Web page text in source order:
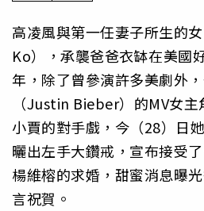
高凌風與第一任妻子所生的
Ko），承襲爸爸衣缽在美國
年，除了曾參演許多美劇外
（Justin Bieber）的MV女
小賈的對手戲，今（28）日
曬出左手大鑽戒，宣布接受
楊維榕的求婚，甜蜜消息曝
言祝賀。